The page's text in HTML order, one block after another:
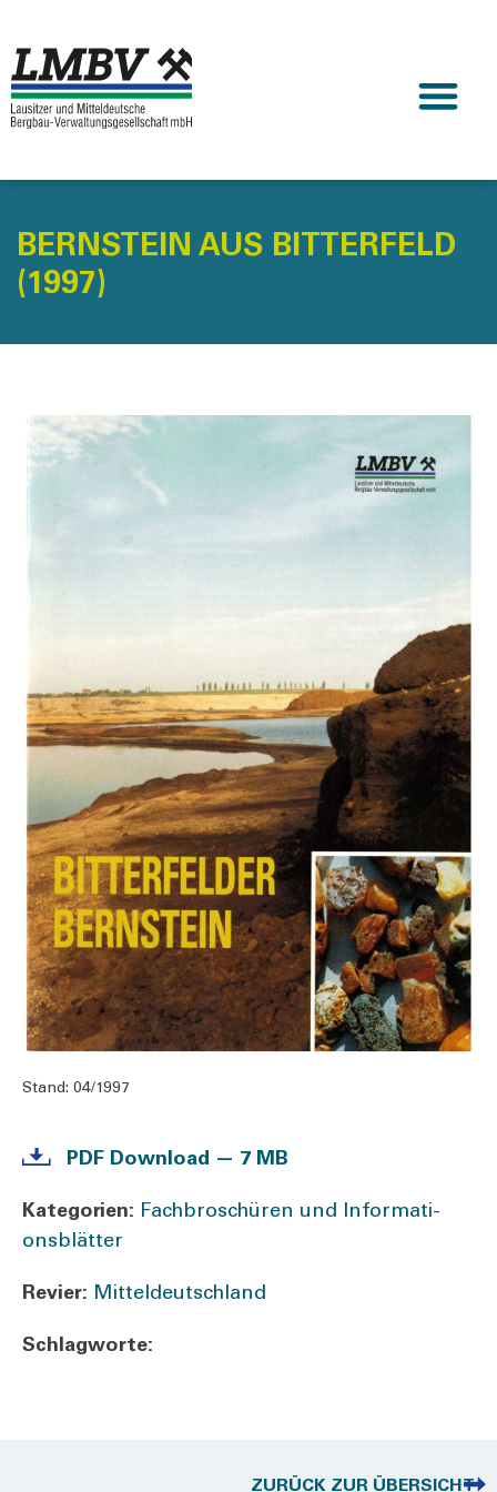
BERNSTEIN AUS BITTERFELD
(1997)
Stand: 04/1997
PDF Down­load — 7 MB
Kate­go­rien: Fachbroschüren und Infor­ma­ti­
ons­blät­ter
Revier: Mit­tel­deutsch­land
Schlag­wor­te:
ZURÜCK ZUR ÜBERSICHT